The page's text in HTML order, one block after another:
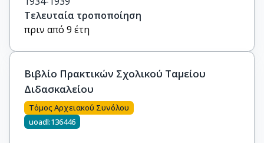
Τελευταία τροποποίηση
πριν από 9 έτη
Βιβλίο Πρακτικών Σχολικού Ταμείου
Διδασκαλείου
Τόμος Αρχειακού Συνόλου
uoadl:136446